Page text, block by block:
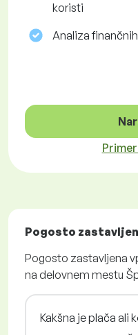
koristi
Analiza
Pogosto
Pogosto zastavljena
na delovnem mestu
Kakšna je plača ali